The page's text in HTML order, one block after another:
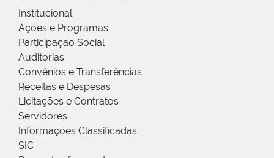
Institucional
Ações e Programas
Participação Social
Auditorias
Convênios e Transferências
Receitas e Despesas
Licitações e Contratos
Servidores
Informações Classificadas
SIC